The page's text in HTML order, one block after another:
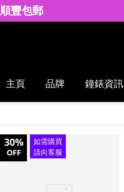
順豐包郵
主頁 品牌 鐘錶資訊
30%
OFF
如需購買
請向客服